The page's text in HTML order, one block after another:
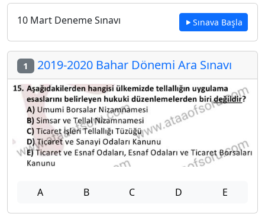
10 Mart Deneme Sınavı Sınava Başla
1 2019-2020 Bahar Dönemi Ara Sınavı
A B C D E